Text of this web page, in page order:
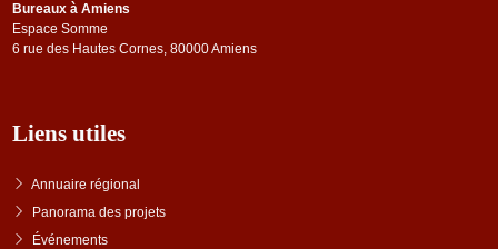
Bureaux à Amiens
Espace Somme
6 rue des Hautes Cornes, 80000 Amiens
Liens utiles
Annuaire régional
Panorama des projets
Événements